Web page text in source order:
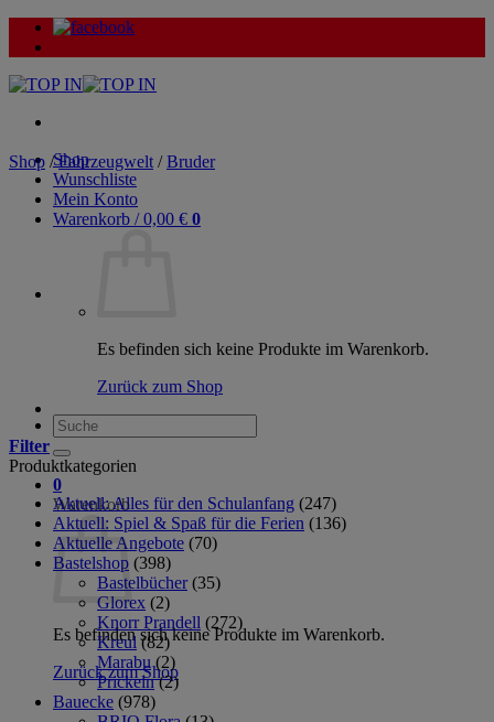
Zum
Inhalt
Shop
Wunschliste
Mein Konto
Warenkorb /0,00 € 0
Es befinden sich keine Produkte im Warenkorb.
Zurück zum Shop
Suche
nach:
0
Warenkorb
Es befinden sich keine Produkte im Warenkorb.
Zurück zum Shop
Shop / Fahrzeugwelt / Bruder
Filter
Produktkategorien
Aktuell: Alles für den Schulanfang (247)
Aktuell: Spiel & Spaß für die Ferien (136)
Aktuelle Angebote (70)
Bastelshop (398)
Bastelbücher (35)
Glorex (2)
Knorr Prandell (272)
Kreul (82)
Marabu (2)
Prickeln (2)
Bauecke (978)